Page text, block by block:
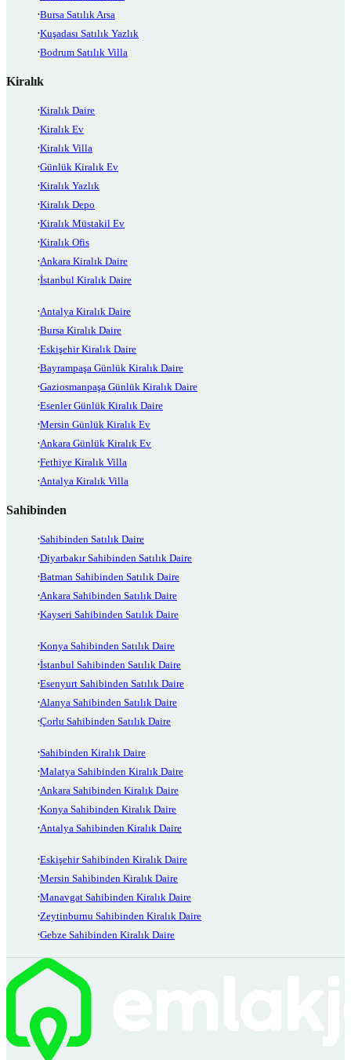
Bursa Satılık Arsa
Kuşadası Satılık Yazlık
Bodrum Satılık Villa
Kiralık
Kiralık Daire
Kiralık Ev
Kiralık Villa
Günlük Kiralık Ev
Kiralık Yazlık
Kiralık Depo
Kiralık Müstakil Ev
Kiralık Ofis
Ankara Kiralık Daire
İstanbul Kiralık Daire
Antalya Kiralık Daire
Bursa Kiralık Daire
Eskişehir Kiralık Daire
Bayrampaşa Günlük Kiralık Daire
Gaziosmanpaşa Günlük Kiralık Daire
Esenler Günlük Kiralık Daire
Mersin Günlük Kiralık Ev
Ankara Günlük Kiralık Ev
Fethiye Kiralık Villa
Antalya Kiralık Villa
Sahibinden
Sahibinden Satılık Daire
Diyarbakır Sahibinden Satılık Daire
Batman Sahibinden Satılık Daire
Ankara Sahibinden Satılık Daire
Kayseri Sahibinden Satılık Daire
Konya Sahibinden Satılık Daire
İstanbul Sahibinden Satılık Daire
Esenyurt Sahibinden Satılık Daire
Alanya Sahibinden Satılık Daire
Çorlu Sahibinden Satılık Daire
Sahibinden Kiralık Daire
Malatya Sahibinden Kiralık Daire
Ankara Sahibinden Kiralık Daire
Konya Sahibinden Kiralık Daire
Antalya Sahibinden Kiralık Daire
Eskişehir Sahibinden Kiralık Daire
Mersin Sahibinden Kiralık Daire
Manavgat Sahibinden Kiralık Daire
Zeytinburnu Sahibinden Kiralık Daire
Gebze Sahibinden Kiralık Daire